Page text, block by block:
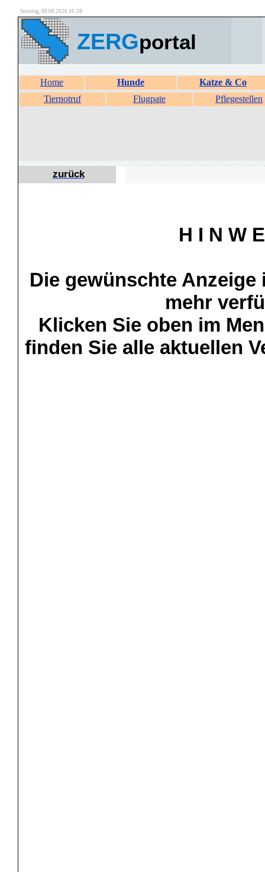
Sonntag, 09.08.2026 16:28
ZERGportal
Home Hunde
Katze & Co
Tiernotruf
Flugpate Pflegestellen
zurück
H I N W
Die gewünschte
mehr
Klicken Sie oben im
finden Sie alle aktuellen